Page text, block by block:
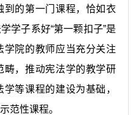
的第一门课程，恰如衣
学子系好“第一颗扣子”是
院的教师应当充分关注
畴，推动宪法学的教学研
等课程的建设为基础，
范性课程。